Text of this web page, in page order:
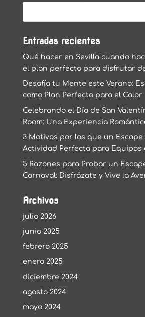
Entradas recientes
Qué hacer en Sevilla cuando
el plan perfecto para disfrutar
Desafía tu Mente este Verano:
como Plan Perfecto para el Calor
Celebrando el Día de San
Room: Una Experiencia
3 Motivos por los que un Escape
Actividad Perfecta para Equipos
5 Razones para Probar un
Carnaval: Disfrázate y Vive la
Archivos
julio 2026
junio 2025
febrero 2025
enero 2025
diciembre 2024
agosto 2024
mayo 2024